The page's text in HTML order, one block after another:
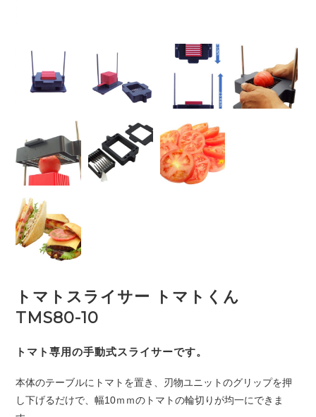
トマトスライサー トマトくん
TMS80-10
トマト専用の手動式スライサーです。
本体のテーブルにトマトを置き、刃物ユニットのグリップを押
し下げるだけで、幅10ｍｍのトマトの輪切りが均一にできま